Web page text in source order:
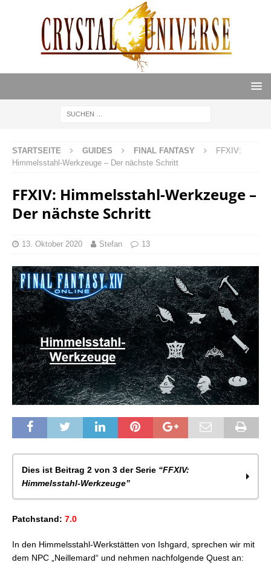
STARTSEITE GUIDES FINAL FANTASY
FFXIV:
Himmelsstahl-Werkzeuge – Der nächste Schritt
FFXIV: Himmelsstahl-Werkzeuge –
Der nächste Schritt
13. Oktober 2020 Stefan 13
Dies ist Beitrag 2 von 3 der Serie “FFXIV:
Himmelsstahl-Werkzeuge”
FFXIV: Himmelsstahl-Werkzeuge
Schritt
FFXIV: Himmelsstahl-Werkzeuge – Die Vollendung
Patchstand: 7.0
In den Himmelsstahl-Werkstätten von Ishgard, sprechen wir mit
dem NPC „Neillemard“ und nehmen nachfolgende Quest an: